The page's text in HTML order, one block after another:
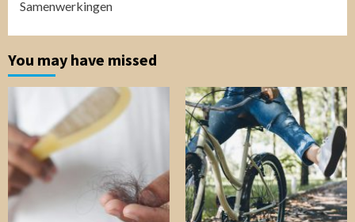
Samenwerkingen
You may have missed